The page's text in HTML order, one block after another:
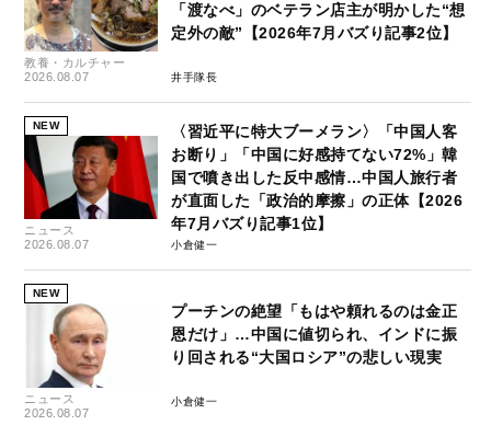
教養・カルチャー
2026.08.07
「渡なべ」のベテラン店主が明かした“想
定外の敵”【2026年7月バズり記事2位】
井手隊長
NEW
ニュース
2026.08.07
〈習近平に特大ブーメラン〉「中国人客
お断り」「中国に好感持てない72%」韓
国で噴き出した反中感情…中国人旅行者
が直面した「政治的摩擦」の正体【2026
年7月バズり記事1位】
小倉健一
NEW
ニュース
2026.08.07
プーチンの絶望「もはや頼れるのは金正
恩だけ」…中国に値切られ、インドに振
り回される“大国ロシア”の悲しい現実
小倉健一